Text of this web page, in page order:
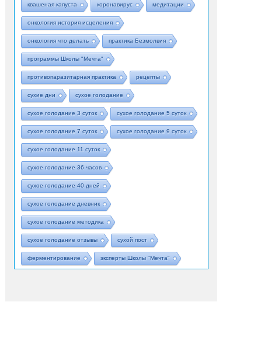
квашеная капуста коронавирус медитации
онкология история исцеления
онкология что делать практика Безмолвия
программы Школы "Мечта"
противопаразитарная практика рецепты
сухие дни сухое голодание
сухое голодание 3 суток сухое голодание 5 суток
сухое голодание 7 суток сухое голодание 9 суток
сухое голодание 11 суток
сухое голодание 36 часов
сухое голодание 40 дней
сухое голодание дневник
сухое голодание методика
сухое голодание отзывы сухой пост
ферментирование эксперты Школы "Мечта"